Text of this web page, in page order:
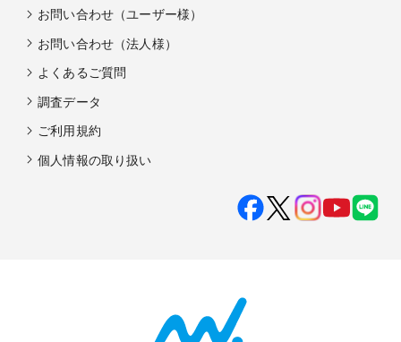
お問い合わせ（ユーザー様）
お問い合わせ（法人様）
よくあるご質問
調査データ
ご利用規約
個人情報の取り扱い